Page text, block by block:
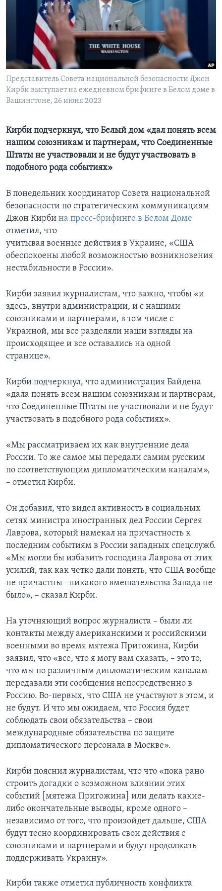
Learning English
СОЦИАЛЬНЫЕ СЕТИ
Языки
Представитель Совета национальной безопасности Джон
Кирби выступает на ежедневном брифинге в Белом доме в
Вашингтоне, 26 июня 2023
Кирби подчеркнул, что Белый дом «дал понять всем
нашим союзникам и партнерам, что Соединенные
Штаты не участвовали и не будут участвовать в
подобного рода событиях»
В понедельник координатор Совета национальной
безопасности по стратегическим коммуникациям
Джон Кирби на пресс-брифинге в Белом Доме
отметил, что
учитывая военные действия в Украине, «США
обеспокоены любой возможностью возникновения
нестабильности в России».
Кирби заявил журналистам, что важно, чтобы «и
здесь, внутри администрации, и с нашими
союзниками и партнерами, в том числе с
Украиной, мы все разделяли наши взгляды на
происходящее и все оставались на одной
странице».
Кирби подчеркнул, что администрация Байдена
«дала понять всем нашим союзникам и партнерам,
что Соединенные Штаты не участвовали и не будут
участвовать в подобного рода событиях».
«Мы рассматриваем их как внутренние дела
России. То же самое мы передали самим русским
по соответствующим дипломатическим каналам»,
– отметил Кирби.
Он добавил, что видел активность в социальных
сетях министра иностранных дел России Сергея
Лаврова, который намекал на причастность к
последним событиям в России западных спецслужб.
«Мы могли бы избавить господина Лаврова от этих
усилий, так как четко дали понять, что США вообще
не причастны –никакого вмешательства Запада не
было», – сказал Кирби.
На уточняющий вопрос журналиста – были ли
контакты между американскими и российскими
военными во время мятежа Пригожина, Кирби
заявил, что «все, что я могу вам сказать, – это то,
что мы по различным дипломатическим каналам
передавали эти сообщения непосредственно в
Россию. Во-первых, что США не участвуют в этом, и
не будут. И что мы ожидаем, что Россия будет
соблюдать свои обязательства – свои
международные обязательства по защите
дипломатического персонала в Москве».
Кирби пояснил журналистам, что что «пока рано
строить догадки о возможном влиянии этих
событий [мятежа Пригожина] или делать какие-
либо окончательные выводы, кроме одного –
независимо от того, что произойдет дальше, США
будут тесно координировать свои действия с
союзниками и партнерами и будут продолжать
поддерживать Украину».
Кирби также отметил публичность конфликта